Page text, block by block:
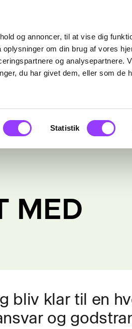
og annoncer, til at vise dig
om din brug af vores
og analysepartnere.
du har givet dem, eller som de
Statistik
MED
bliv klar til en
og